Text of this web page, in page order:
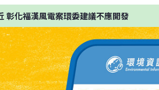
彰化福漢風電案環委建議不應開發